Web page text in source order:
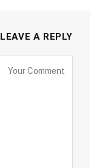
LEAVE A REPLY